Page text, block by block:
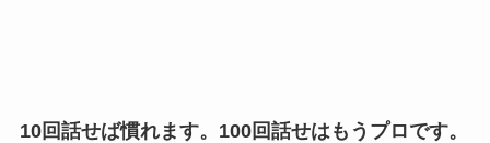
10回話せば慣れます。100回話せはもうプロです。